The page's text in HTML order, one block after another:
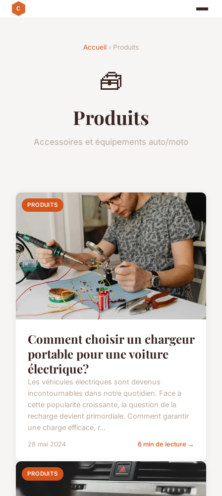
Accueil › Produits
🧰
Produits
Accessoires et équipements auto/moto
PRODUITS
Comment choisir un chargeur
portable pour une voiture
électrique?
Les véhicules électriques sont devenus
incontournables dans notre quotidien. Face à
cette popularité croissante, la question de la
recharge devient primordiale. Comment garantir
une charge efficace, r...
28 mai 2024 6 min de lecture →
PRODUITS